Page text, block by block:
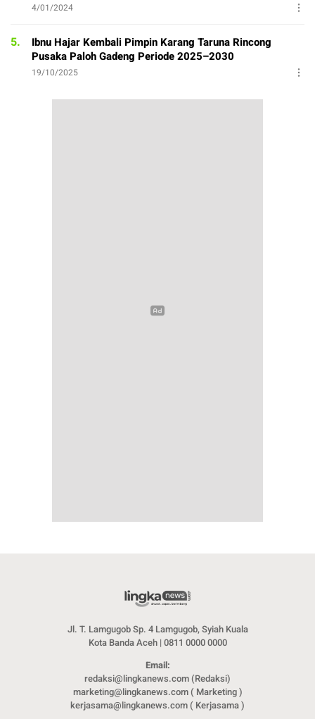
4/01/2024
5.
Ibnu Hajar Kembali Pimpin Karang Taruna Rincong
Pusaka Paloh Gadeng Periode 2025–2030
19/10/2025
Jl. T. Lamgugob Sp. 4 Lamgugob, Syiah Kuala
Kota Banda Aceh | 0811 0000 0000
Email:
redaksi@lingkanews.com (Redaksi)
marketing@lingkanews.com ( Marketing )
kerjasama@lingkanews.com ( Kerjasama )